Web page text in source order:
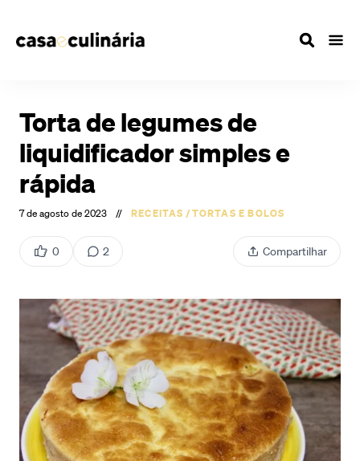
Torta de legumes de
liquidificador simples e
rápida
7 de agosto de 2023 // RECEITAS /TORTAS E BOLOS
0 2 Compartilhar